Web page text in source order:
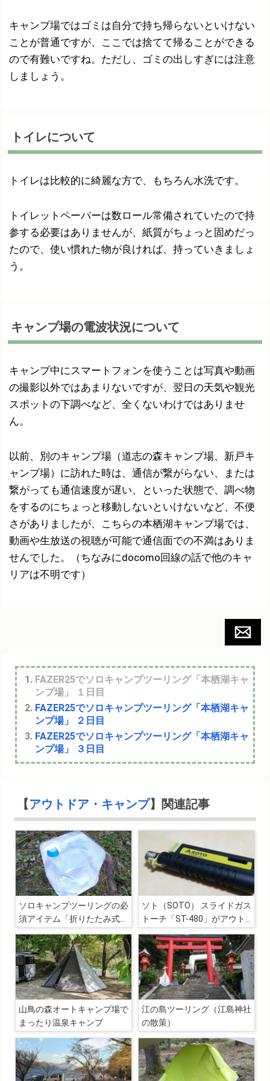
キャンプ場ではゴミは自分で持ち帰らないといけない
ことが普通ですが、ここでは捨てて帰ることができる
ので有難いですね。ただし、ゴミの出しすぎには注意
しましょう。
トイレについて
トイレは比較的に綺麗な方で、もちろん水洗です。
トイレットペーパーは数ロール常備されていたので持
参する必要はありませんが、紙質がちょっと固めだっ
たので、使い慣れた物が良ければ、持っていきましょ
う。
キャンプ場の電波状況について
キャンプ中にスマートフォンを使うことは写真や動画
の撮影以外ではあまりないですが、翌日の天気や観光
スポットの下調べなど、全くないわけではありませ
ん。
以前、別のキャンプ場（道志の森キャンプ場、新戸キ
ャンプ場）に訪れた時は、通信が繋がらない、または
繋がっても通信速度が遅い、といった状態で、調べ物
をするのにちょっと移動しないといけないなど、不便
さがありましたが、こちらの本栖湖キャンプ場では、
動画や生放送の視聴が可能で通信面での不満はありま
せんでした。（ちなみにdocomo回線の話で他のキャ
リアは不明です）
FAZER25でソロキャンプツーリング「本栖湖キャ
ンプ場」 １日目
FAZER25でソロキャンプツーリング「本栖湖キャ
ンプ場」 ２日目
FAZER25でソロキャンプツーリング「本栖湖キャ
ンプ場」 ３日目
【アウトドア・キャンプ】関連記事
ソロキャンプツーリングの必
須アイテム「折りたたみ式ウ
ォータータンク（10L）」
ソト（SOTO） スライドガス
トーチ「ST-480」がアウト
ドアで活躍しそうだったので
ついつい衝動買い
山鳥の森オートキャンプ場で
まったり温泉キャンプ
江の島ツーリング（江島神社
の散策）